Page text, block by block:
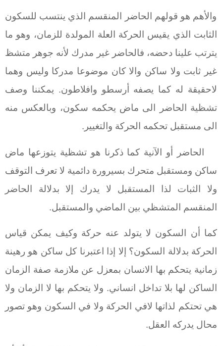
والأهم هو قولهم الحاضر المنقسم الذي ينتسب للسكون
الثابت الذي يقيس الحركة العلة المولدة للزمان، وهو ما
يترتب علينا دحضه، فالحاضر غير مدرك لأنه جوهر متشظ
غير ثابت ولا ساكن والا كان موضوعا مدركا وليس وهما
لاحقيقة له كما يصفه أرسطو وافلاطون. يمكننا وصف
تشظية الحاضر الى ماض يحكمه سكون، وبالعكس منه
الى مستقبل تحكمه الحركة والتغيير.
الحاضر أو الآنية كما ذكرنا هو تشظية يتوزعها ماض
ساكن ومستقبل متحرك بسيرورة دائمية لا تعرف التوقف
ولا الثبات لذا المستقبل لا يدرك إلا بدلالة الحاضر
المنقسم المتشظي بين الماضي والمستقبل.
كما أن السكون لا يتولد عنه حركة وكيف يمكن قياس
الحركة بدلالة السكون؟ إلا إذا اعتبرنا كل ساكن هو رهينة
زمانية يتحكم بها الانسان بمعزل عن ملازمة صفة الزمان
الساكن لها بلا تداخل انساني. ولا يتحكم بها لا الزمان ولا
هي تحتكم لذاتها لافي الحركة ولا في السكون وهو تصور
محال يدركه العقل.